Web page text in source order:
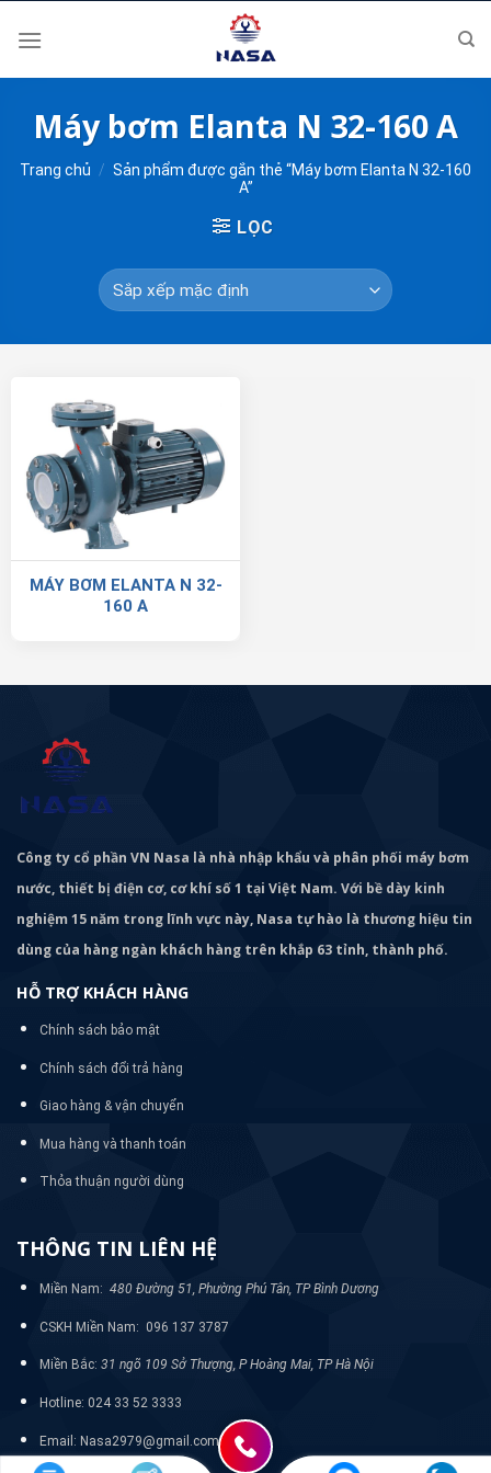
Máy bơm Elanta N 32-160 A
Trang chủ / Sản phẩm được gắn thẻ “Máy bơm Elanta N 32-160
A”
LỌC
MÁY BƠM ELANTA N 32-
160 A
Công ty cổ phần VN Nasa là nhà nhập khẩu và phân phối máy bơm
nước, thiết bị điện cơ, cơ khí số 1 tại Việt Nam. Với bề dày kinh
nghiệm 15 năm trong lĩnh vực này, Nasa tự hào là thương hiệu tin
dùng của hàng ngàn khách hàng trên khắp 63 tỉnh, thành phố.
HỖ TRỢ KHÁCH HÀNG
Chính sách bảo mật
Chính sách đổi trả hàng
Giao hàng & vận chuyển
Mua hàng và thanh toán
Thỏa thuận người dùng
THÔNG TIN LIÊN HỆ
Miền Nam: 480 Đường 51, Phường Phú Tân, TP Bình Dương
CSKH Miền Nam: 096 137 3787
Miền Bắc: 31 ngõ 109 Sở Thượng, P Hoàng Mai, TP Hà Nội
Hotline: 024 33 52 3333
Email: Nasa2979@gmail.com